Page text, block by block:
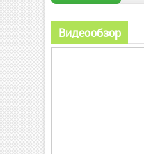
Видеообзор